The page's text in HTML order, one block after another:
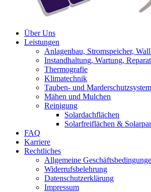
Über Uns
Leistungen
Anlagenbau, Stromspeicher,
Instandhaltung, Wartung,
Thermografie
Klimatechnik
Tauben- und
Mähen und Mulchen
Reinigung
Solardachflächen
Solarfreiflächen &
FAQ
Karriere
Rechtliches
Allgemeine
Widerrufsbelehrung
Datenschutzerklärung
Impressum